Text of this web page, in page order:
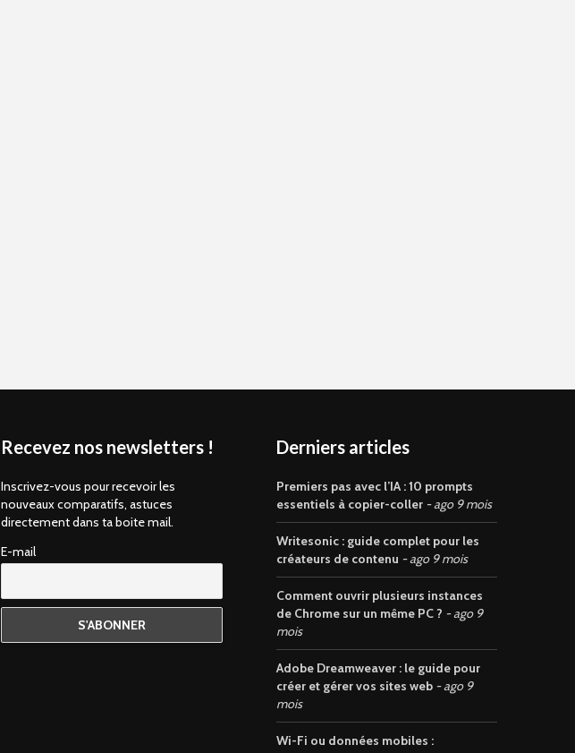
Recevez nos newsletters !
Inscrivez-vous pour recevoir les
nouveaux comparatifs, astuces
directement dans ta boite mail.
E-mail
Derniers articles
Premiers pas avec l’IA : 10 prompts
essentiels à copier-coller
ago 9 mois
Writesonic : guide complet pour les
créateurs de contenu
ago 9 mois
Comment ouvrir plusieurs instances
de Chrome sur un même PC ?
ago 9
mois
Adobe Dreamweaver : le guide pour
créer et gérer vos sites web
ago 9
mois
Wi-Fi ou données mobiles :